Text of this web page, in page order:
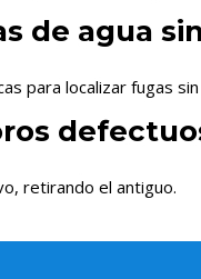
de agua
para localizar fugas
retirando el antiguo.